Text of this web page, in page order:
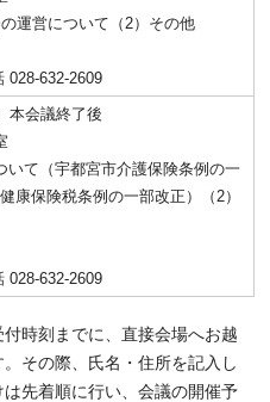
運営について（2）その他
028-632-2609
本会議終了後
いて（宇都宮市介護保険条例の一
康保険税条例の一部改正）（2）
028-632-2609
時刻までに、直接会場へお越
その際、氏名・住所を記入し
先着順に行い、会議の開催予